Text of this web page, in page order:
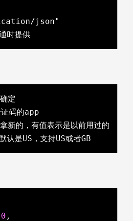
json"
时提供
定
码的app
的，有值表示是以前用过的
是US，支持US或者GB
0 ,